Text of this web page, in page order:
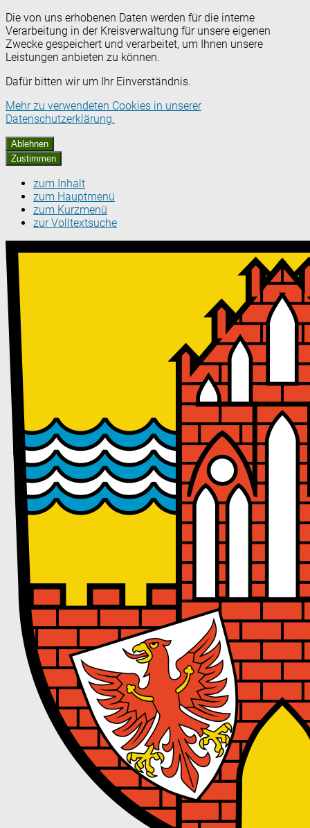
Die von uns erhobenen Daten werden für die interne
Verarbeitung in der Kreisverwaltung für unsere eigenen
Zwecke gespeichert und verarbeitet, um Ihnen unsere
Leistungen anbieten zu können.
Dafür bitten wir um Ihr Einverständnis.
Mehr zu verwendeten Cookies in unserer
Datenschutzerklärung.
Ablehnen
Zustimmen
zum Inhalt
zum Hauptmenü
zum Kurzmenü
zur Volltextsuche